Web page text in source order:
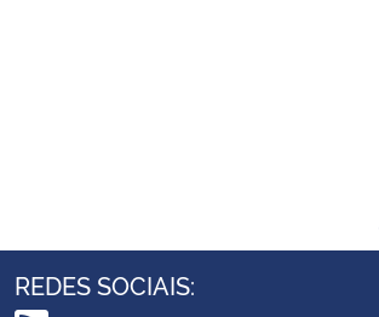
Ministério do Desenvolvimento Regional
REDES SOCIAIS: